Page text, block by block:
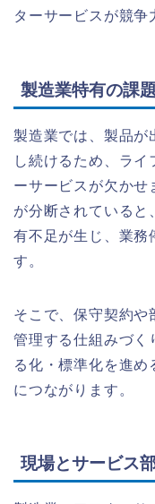
ターサービスが競争
製造業特有の課
製造業では、製品が
し続けるため、ライ
ーサービスが欠かせ
が分断されていると
有不足が生じ、業務
す。
そこで、保守契約や
管理する仕組みづく
る化・標準化を進め
につながります。
現場とサービス